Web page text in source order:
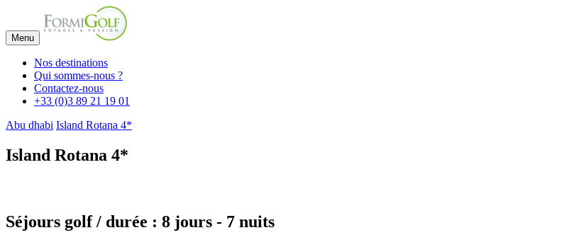
Menu
Nos destinations
Qui sommes-nous ?
Contactez-nous
+33 (0)3 89 21 19 01
Abu dhabi Island Rotana 4*
Island Rotana 4*
Séjours golf / durée : 8 jours - 7 nuits